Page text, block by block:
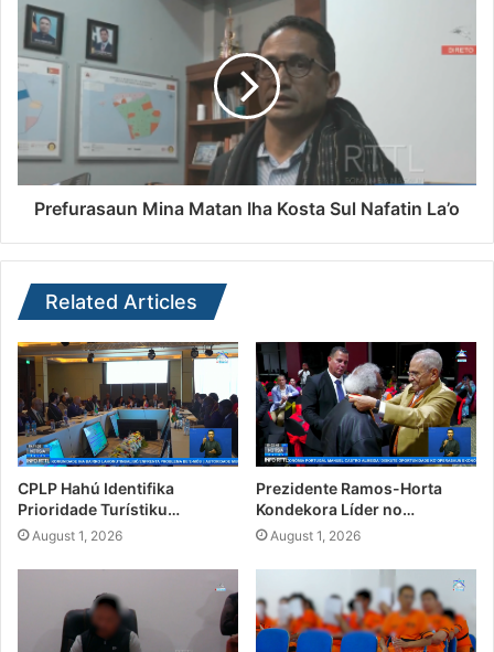
Prefurasaun Mina Matan Iha Kosta Sul Nafatin La’o
Related Articles
CPLP Hahú Identifika
Prioridade Turístiku…
August 1, 2026
Prezidente Ramos-Horta
Kondekora Líder no…
August 1, 2026